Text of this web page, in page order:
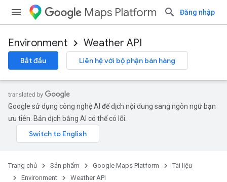
Maps Platform Đăng nhập
Environment Weather API
Bắt đầu Liên hệ với bộ phận bán hàng
Google sử dụng công nghệ AI để dịch nội dung sang ngôn ngữ bạn
ưu tiên. Bản dịch bằng AI có thể có lỗi.
Trang chủ Sản phẩm Google Maps Platform
Tài liệu
Environment
Weather API